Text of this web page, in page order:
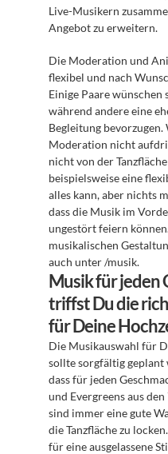
Live-Musikern
Angebot zu erweitern.
Die Moderation und
flexibel und nach
Einige Paare
während andere eine
Begleitung
Moderation nicht
nicht von der
beispielsweise eine
alles kann, aber nichts
dass die Musik im
ungestört feiern
musikalischen
auch unter /musik.
Musik für jeden
triffst Du die
für Deine
Die Musikauswahl für
sollte sorgfältig geplant
dass für jeden
und Evergreens aus
sind immer eine gute
die Tanzfläche zu
für eine ausgelassene